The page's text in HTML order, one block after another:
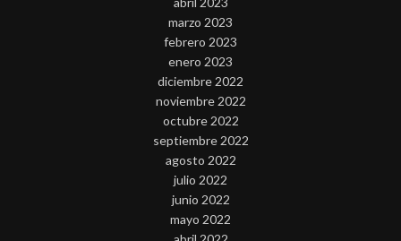
marzo 2023
febrero 2023
enero 2023
diciembre 2022
noviembre 2022
octubre 2022
septiembre 2022
agosto 2022
julio 2022
junio 2022
mayo 2022